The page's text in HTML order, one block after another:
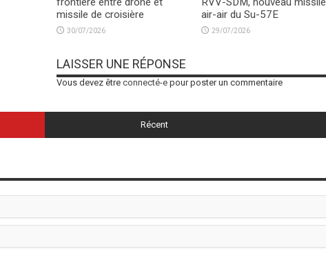
missile de croisière
30/07/2026
air-air du Su-57E
29/07/2026
LAISSER UNE RÉPONSE
Vous devez être connecté-epour poster un commentaire
Récent